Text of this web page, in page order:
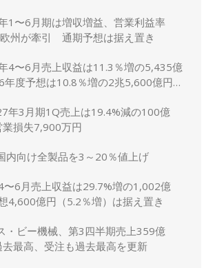
1〜6月期は増収増益、営業利益率
州が牽引 通期予想は据え置き
4〜6月売上収益は11.3％増の5,435億
度予想は10.8％増の2兆5,600億円に
年3月期1Q売上は19.4%減の100億
損失7,900万円
内向け全製品を3～20％値上げ
〜6月売上収益は29.7%増の1,002億
4,600億円（5.2％増）は据え置き
・ビー機械、第3四半期売上359億
最高、受注も過去最高を更新